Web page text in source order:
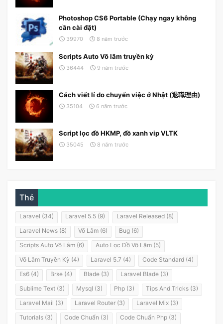
Photoshop CS6 Portable (Chạy ngay không
cần cài đặt)
39970 8 năm trước
Scripts Auto Võ lâm truyền kỳ
36444 9 năm trước
Cách viết lí do chuyển việc ở Nhật (退職理由)
35104 6 năm trước
Script lọc đồ HKMP, đồ xanh vip VLTK
35045 8 năm trước
Thẻ
Laravel (34) Laravel 5.5 (9)
Laravel Released (8)
Laravel News (8)
Võ Lâm (6)
Bug (6)
Scripts Auto Võ Lâm (6)
Auto Lọc Đồ Võ Lâm (5)
Võ Lâm Truyền Kỳ (4)
Laravel 5.7 (4)
Code Standard (4)
Es6 (4)
Brse (4) Blade (3)
Laravel Blade (3)
Sublime Text (3)
Mysql (3) Php (3)
Tips And Tricks (3)
Laravel Mail (3)
Laravel Router (3)
Laravel Mix (3)
Tutorials (3)
Code Chuẩn (3)
Code Chuẩn Php (3)